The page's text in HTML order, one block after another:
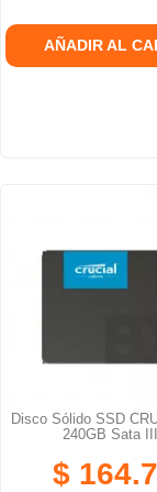
AÑADIR AL
Disco Sólido SSD
240GB Sata
$